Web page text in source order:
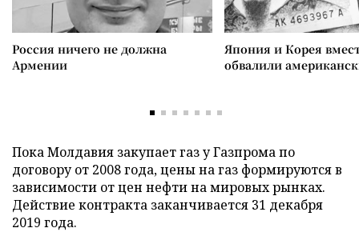
Россия ничего не должна
Армении
Япония и Корея
обвалили
Пока Молдавия закупает газ у Газпрома по
договору от 2008 года, цены на газ формируются в
зависимости от цен нефти на мировых рынках.
Действие контракта заканчивается 31 декабря
2019 года.